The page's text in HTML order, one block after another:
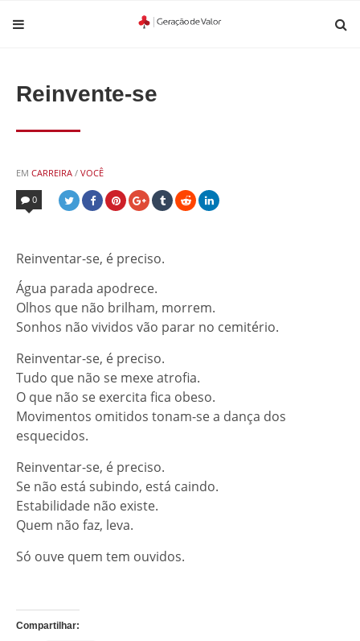
Reinvente-se
EM POSTED
IN
CARREIRA / VOCÊ
0
Reinventar-se, é preciso.
Água parada apodrece.
Olhos que não brilham, morrem.
Sonhos não vividos vão parar no cemitério.
Reinventar-se, é preciso.
Tudo que não se mexe atrofia.
O que não se exercita fica obeso.
Movimentos omitidos tonam-se a dança dos
esquecidos.
Reinventar-se, é preciso.
Se não está subindo, está caindo.
Estabilidade não existe.
Quem não faz, leva.
Só ouve quem tem ouvidos.
Compartilhar: